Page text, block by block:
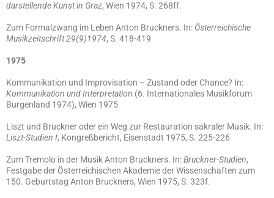
darstellende Kunst in Graz, Wien 1974, S. 268ff.
Zum Formalzwang im Leben Anton Bruckners. In: Österreichische
Musikzeitschrift 29(9)1974, S. 418-419
1975
Kommunikation und Improvisation – Zustand oder Chance? In:
Kommunikation und Interpretation (6. Internationales Musikforum
Burgenland 1974), Wien 1975
Liszt und Bruckner oder ein Weg zur Restauration sakraler Musik. In:
Liszt-Studien I, Kongreßbericht, Eisenstadt 1975, S. 225-226
Zum Tremolo in der Musik Anton Bruckners. In:Bruckner-Studien,
Festgabe der Österreichischen Akademie der Wissenschaften zum
150. Geburtstag Anton Bruckners, Wien 1975, S. 323f.